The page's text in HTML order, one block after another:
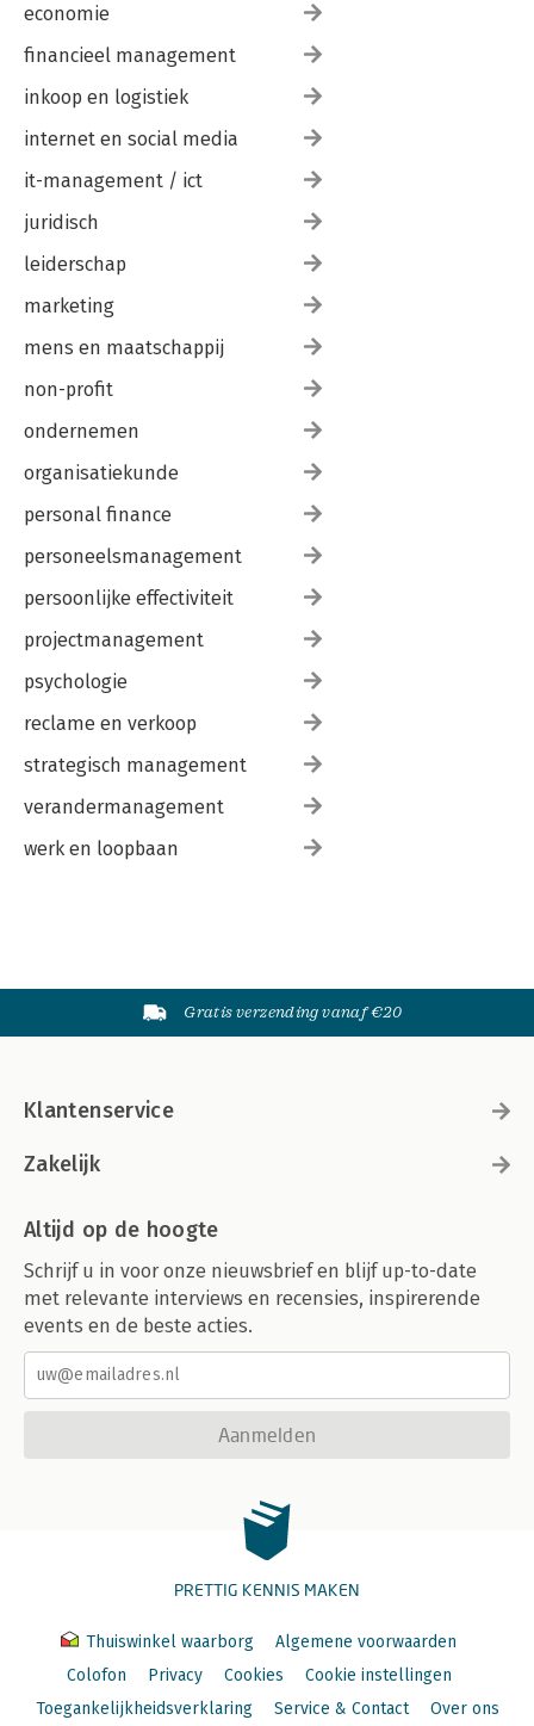
economie
financieel management
inkoop en logistiek
internet en social media
it-management / ict
juridisch
leiderschap
marketing
mens en maatschappij
non-profit
ondernemen
organisatiekunde
personal finance
personeelsmanagement
persoonlijke effectiviteit
projectmanagement
psychologie
reclame en verkoop
strategisch management
verandermanagement
werk en loopbaan
Gratis verzending vanaf €20
Klantenservice
Zakelijk
Altijd op de hoogte
Schrijf u in voor onze nieuwsbrief en blijf up-to-date
met relevante interviews en recensies, inspirerende
events en de beste acties.
Aanmelden
PRETTIG KENNIS MAKEN
Thuiswinkel waarborg
Algemene voorwaarden
Colofon
Privacy Cookies
Cookie instellingen
Toegankelijkheidsverklaring
Service & Contact Over ons